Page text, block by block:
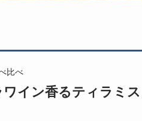
比べ
イン香るティラミス